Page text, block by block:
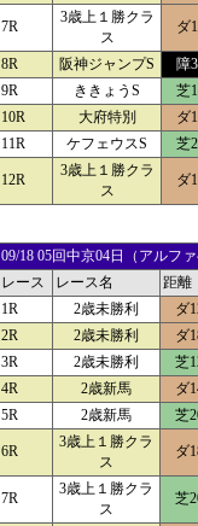
7R
3歳上１勝クラ
ス
ダ
8R 阪神ジャンプS 障
9R
ききょうS 芝
10R
大府特別 ダ
11R
ケフェウスS 芝
12R
3歳上１勝クラ
ス
ダ
09/18 05回中京04日（アルフ
レース
レース名 距離
1R
2歳未勝利 ダ
2R
2歳未勝利 ダ
3R
2歳未勝利 芝
4R
2歳新馬 ダ
5R
2歳新馬 芝
6R
3歳上１勝クラ
ス
ダ
7R
3歳上１勝クラ
ス
芝